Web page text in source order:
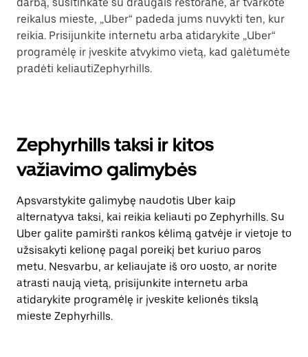
reikalus mieste, „Uber“ padeda jums nuvykti ten, kur
reikia. Prisijunkite internetu arba atidarykite „Uber“
programėlę ir įveskite atvykimo vietą, kad galėtumėte
pradėti keliautiZephyrhills.
Zephyrhills taksi ir kitos
važiavimo galimybės
Apsvarstykite galimybę naudotis Uber kaip
alternatyva taksi, kai reikia keliauti po Zephyrhills. Su
Uber galite pamiršti rankos kėlimą gatvėje ir vietoje to
užsisakyti kelionę pagal poreikį bet kuriuo paros
metu. Nesvarbu, ar keliaujate iš oro uosto, ar norite
atrasti naują vietą, prisijunkite internetu arba
atidarykite programėlę ir įveskite kelionės tikslą
mieste Zephyrhills.